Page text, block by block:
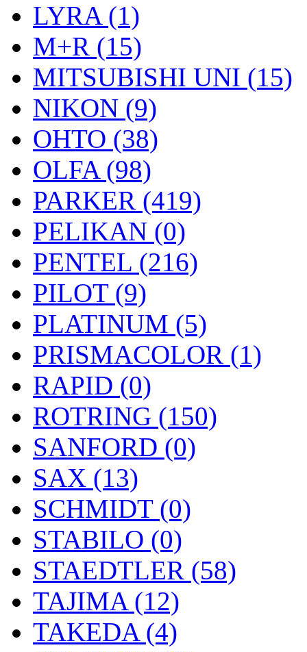
LYRA (1)
M+R (15)
MITSUBISHI UNI (15)
NIKON (9)
OHTO (38)
OLFA (98)
PARKER (419)
PELIKAN (0)
PENTEL (216)
PILOT (9)
PLATINUM (5)
PRISMACOLOR (1)
RAPID (0)
ROTRING (150)
SANFORD (0)
SAX (13)
SCHMIDT (0)
STABILO (0)
STAEDTLER (58)
TAJIMA (12)
TAKEDA (4)